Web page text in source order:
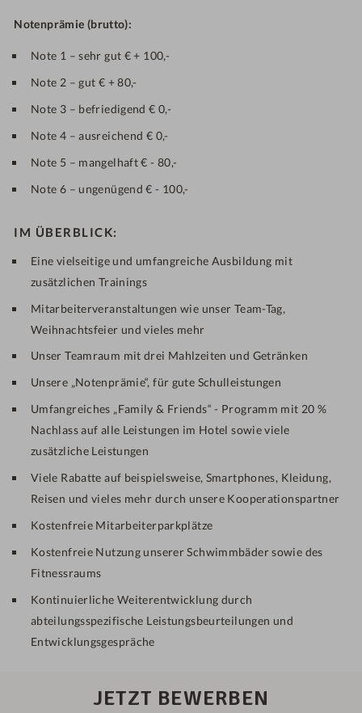
Notenprämie (brutto):
Note 1 – sehr gut € + 100,-
Note 2 – gut € + 80,-
Note 3 – befriedigend € 0,-
Note 4 – ausreichend € 0,-
Note 5 – mangelhaft € - 80,-
Note 6 – ungenügend € - 100,-
IM ÜBERBLICK:
Eine vielseitige und umfangreiche Ausbildung mit
zusätzlichen Trainings
Mitarbeiterveranstaltungen wie unser Team-Tag,
Weihnachtsfeier und vieles mehr
Unser Teamraum mit drei Mahlzeiten und Getränken
Unsere „Notenprämie“, für gute Schulleistungen
Umfangreiches „Family & Friends“ - Programm mit 20 %
Nachlass auf alle Leistungen im Hotel sowie viele
zusätzliche Leistungen
Viele Rabatte auf beispielsweise, Smartphones, Kleidung,
Reisen und vieles mehr durch unsere Kooperationspartner
Kostenfreie Mitarbeiterparkplätze
Kostenfreie Nutzung unserer Schwimmbäder sowie des
Fitnessraums
Kontinuierliche Weiterentwicklung durch
abteilungsspezifische Leistungsbeurteilungen und
Entwicklungsgespräche
JETZT BEWERBEN